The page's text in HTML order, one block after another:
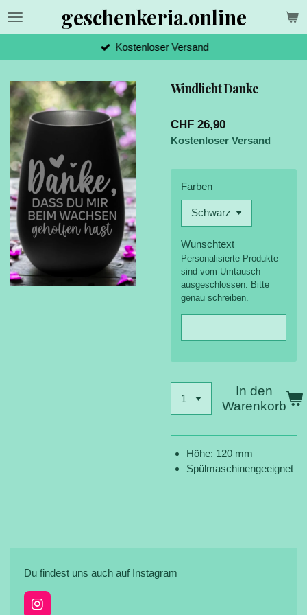
Zum
geschenkeria.online
Kostenloser Versand
Windlicht Danke
CHF 26,90
Kostenloser Versand
Farben
Wunschtext
Personalisierte Produkte
sind vom Umtausch
ausgeschlossen. Bitte
genau schreiben.
In den
Warenkorb
Höhe: 120 mm
Spülmaschinengeeignet
Du findest uns auch auf Instagram
I